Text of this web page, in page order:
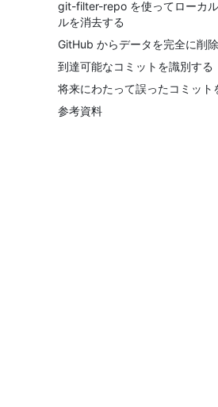
git-filter-repo を使ってローカ
ルを消去する
GitHub からデータを完全に削
到達可能なコミットを識別する
将来にわたって誤ったコミット
参考資料